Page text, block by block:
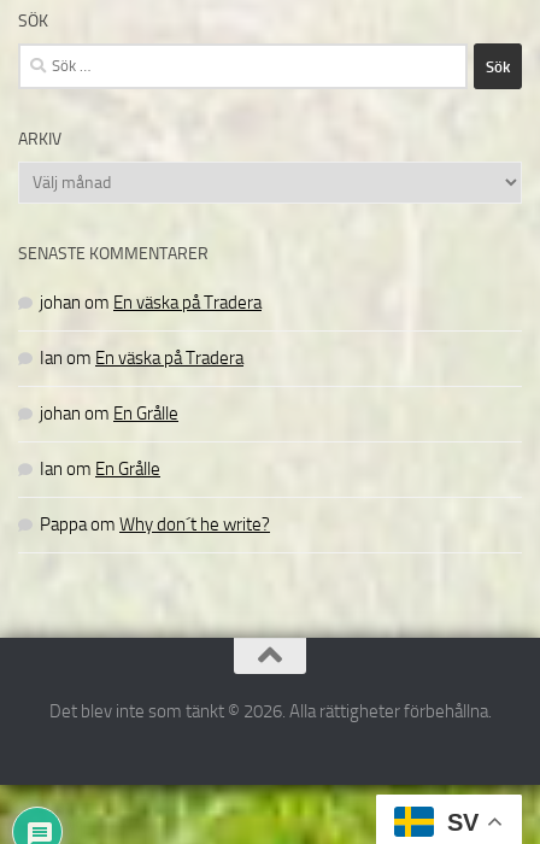
SÖK
Sök
efter:
ARKIV
Arkiv
SENASTE KOMMENTARER
johan om En väska på Tradera
Ian om En väska på Tradera
johan om En Grålle
Ian om En Grålle
Pappaom Why don´t he write?
Det blev inte som tänkt © 2026. Alla rättigheter förbehållna.
SV